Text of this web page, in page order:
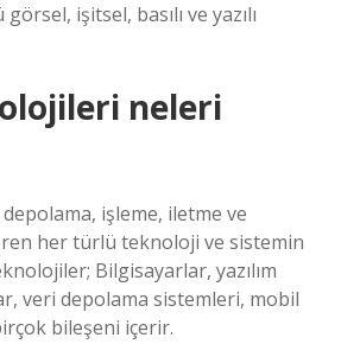
işitsel, basılı ve yazılı
neleri
işleme, iletme ve
her türlü teknoloji ve sistemin
Bilgisayarlar, yazılım
veri depolama sistemleri, mobil
bileşeni içerir.